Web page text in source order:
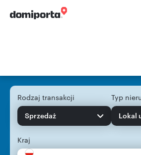
Rodzaj transakcji
Sprzedaż
Typ
Lokal
Kraj